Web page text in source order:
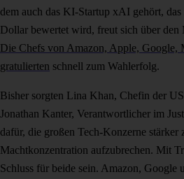
dem auch das KI-Startup xAI gehört,
Dollar bewertet wird, freut sich über
Die Chefs von Amazon, Apple, Google,
gratulierten schnell zum Wahlerfolg.
Bisher sorgten Lina Khan, Chefin der
Jonathan Kanter, Verantwortlicher im
dafür, die großen Tech-Konzerne stärker
Machtkonzentration aufzubrechen. Mit
Schluss für beide sein. Amazon, Google